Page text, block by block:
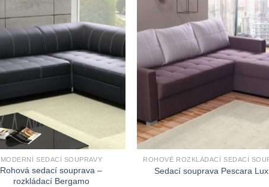
MODERNÍ SEDACÍ SOUPRAVY
Rohová sedací souprava –
rozkládací Bergamo
Sedací souprava Pescara Lux